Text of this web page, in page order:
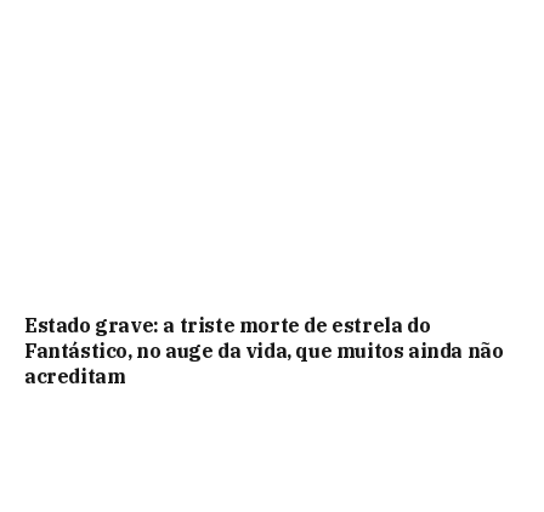
Estado grave: a triste morte de estrela do
Fantástico, no auge da vida, que muitos ainda não
acreditam